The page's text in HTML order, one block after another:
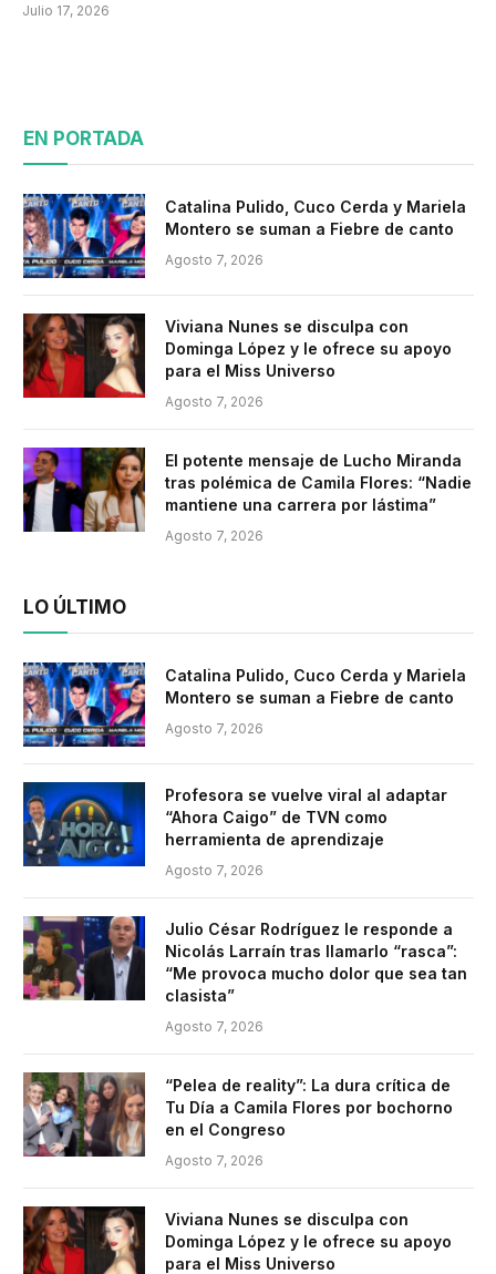
Julio 17, 2026
EN PORTADA
Catalina Pulido, Cuco Cerda y Mariela
Montero se suman a Fiebre de canto
Agosto 7, 2026
Viviana Nunes se disculpa con
Dominga López y le ofrece su apoyo
para el Miss Universo
Agosto 7, 2026
El potente mensaje de Lucho Miranda
tras polémica de Camila Flores: “Nadie
mantiene una carrera por lástima”
Agosto 7, 2026
LO ÚLTIMO
Catalina Pulido, Cuco Cerda y Mariela
Montero se suman a Fiebre de canto
Agosto 7, 2026
Profesora se vuelve viral al adaptar
“Ahora Caigo” de TVN como
herramienta de aprendizaje
Agosto 7, 2026
Julio César Rodríguez le responde a
Nicolás Larraín tras llamarlo “rasca”:
“Me provoca mucho dolor que sea tan
clasista”
Agosto 7, 2026
“Pelea de reality”: La dura crítica de
Tu Día a Camila Flores por bochorno
en el Congreso
Agosto 7, 2026
Viviana Nunes se disculpa con
Dominga López y le ofrece su apoyo
para el Miss Universo